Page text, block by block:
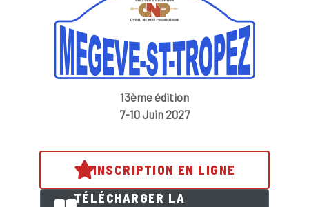
13ème édition
7-10 Juin 2027
INSCRIPTION EN LIGNE
TÉLÉCHARGER LA